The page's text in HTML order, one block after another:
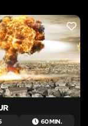
LIKE
60 MIN.